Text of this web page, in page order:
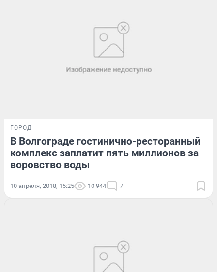
ГОРОД
В Волгограде гостинично-ресторанный
комплекс заплатит пять миллионов за
воровство воды
10 апреля, 2018, 15:25 10 944 7